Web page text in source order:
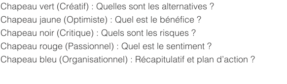
Chapeau vert (Créatif) : Quelles sont les alternatives ?
Chapeau jaune (Optimiste) : Quel est le bénéfice ?
Chapeau noir (Critique) : Quels sont les risques ?
Chapeau rouge (Passionnel) : Quel est le sentiment ?
Chapeau bleu (Organisationnel) : Récapitulatif et plan d’action ?